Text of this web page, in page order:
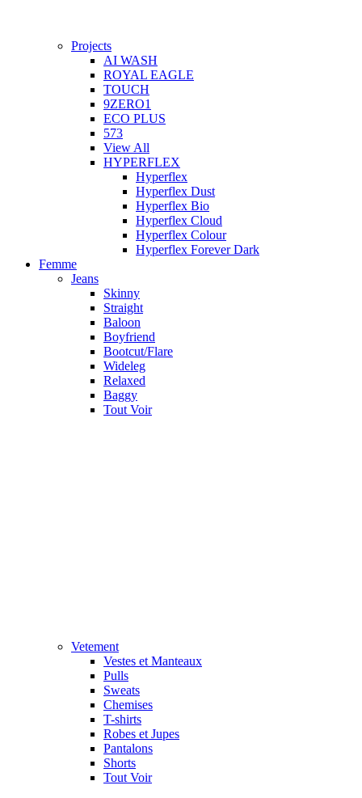
Projects
AI WASH
ROYAL EAGLE
TOUCH
9ZERO1
ECO PLUS
573
View All
HYPERFLEX
Hyperflex
Hyperflex Dust
Hyperflex Bio
Hyperflex Cloud
Hyperflex Colour
Hyperflex Forever Dark
Femme
Jeans
Skinny
Straight
Baloon
Boyfriend
Bootcut/Flare
Wideleg
Relaxed
Baggy
Tout Voir
Vetement
Vestes et Manteaux
Pulls
Sweats
Chemises
T-shirts
Robes et Jupes
Pantalons
Shorts
Tout Voir